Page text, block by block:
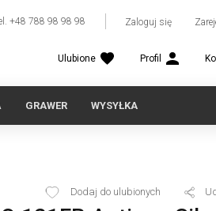
+48 788 98 98 98 Zaloguj się
Ulubione Profil
GRAWER WYSYŁKA
Dodaj do ulubionych